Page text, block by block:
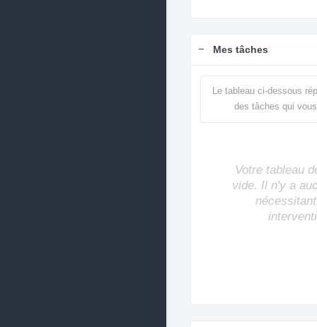
Mes tâches
Le tableau ci-dessous
des tâches qui
Votre tableau
vide. Il n'y a